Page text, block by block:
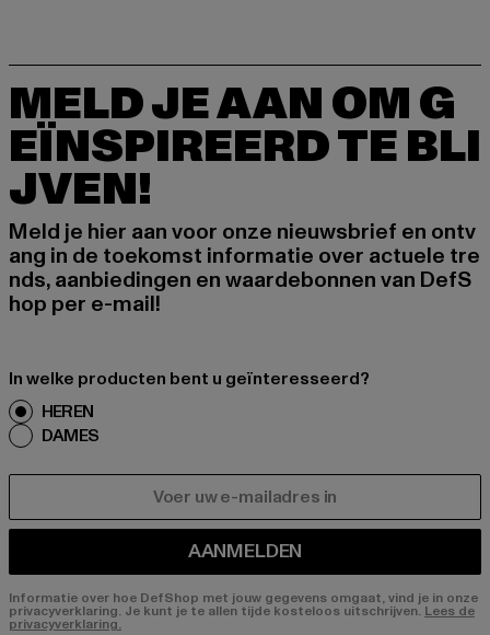
MELD JE AAN OM G
EÏNSPIREERD TE BLI
JVEN!
Meld je hier aan voor onze nieuwsbrief en ontv
ang in de toekomst informatie over actuele tre
nds, aanbiedingen en waardebonnen van DefS
hop per e-mail!
In welke producten bent u geïnteresseerd?
HEREN
DAMES
AANMELDEN
Informatie over hoe DefShop met jouw gegevens omgaat, vind je in onze
privacyverklaring. Je kunt je te allen tijde kosteloos uitschrijven. Lees de
privacyverklaring.